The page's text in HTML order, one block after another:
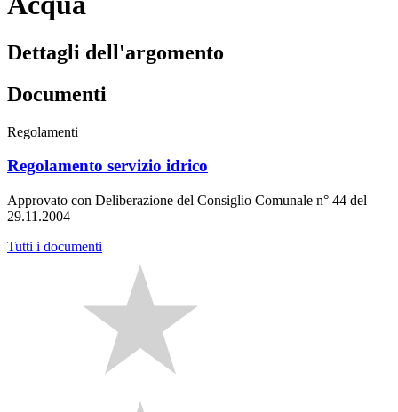
Dettagli dell'argomento
Documenti
Regolamenti
Regolamento servizio idrico
Approvato con Deliberazione del Consiglio Comunale n° 44 del
29.11.2004
Tutti i documenti